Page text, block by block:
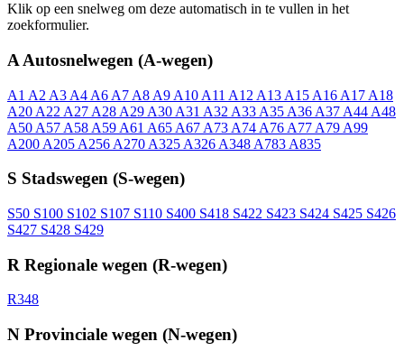
Klik op een snelweg om deze automatisch in te vullen in het
zoekformulier.
A Autosnelwegen (A-wegen)
A1 A2 A3 A4 A6 A7 A8 A9 A10 A11 A12 A13 A15 A16 A17 A18
A20 A22 A27 A28 A29 A30 A31 A32 A33 A35 A36 A37 A44 A48
A50 A57 A58 A59 A61 A65 A67 A73 A74 A76 A77 A79 A99
A200 A205 A256 A270 A325 A326 A348 A783 A835
S Stadswegen (S-wegen)
S50 S100 S102 S107 S110 S400 S418 S422 S423 S424 S425 S426
S427 S428 S429
R Regionale wegen (R-wegen)
R348
N Provinciale wegen (N-wegen)